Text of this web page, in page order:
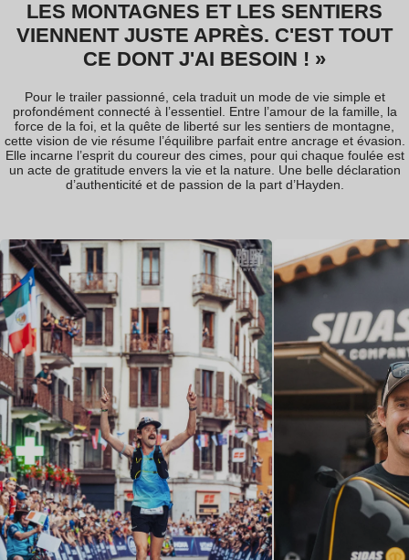
LES MONTAGNES ET LES SENTIERS
VIENNENT JUSTE APRÈS. C'EST TOUT
CE DONT J'AI BESOIN ! »
LES MONTAGNES ET LES SENTIERS
VIENNENT JUSTE APRÈS. C'EST TOUT
CE DONT J'AI BESOIN ! »
Pour le trailer passionné, cela traduit un mode de vie simple et
profondément connecté à l’essentiel. Entre l’amour de la famille, la
force de la foi, et la quête de liberté sur les sentiers de montagne,
cette vision de vie résume l’équilibre parfait entre ancrage et évasion.
Elle incarne l’esprit du coureur des cimes, pour qui chaque foulée est
un acte de gratitude envers la vie et la nature. Une belle déclaration
d’authenticité et de passion de la part d’Hayden.